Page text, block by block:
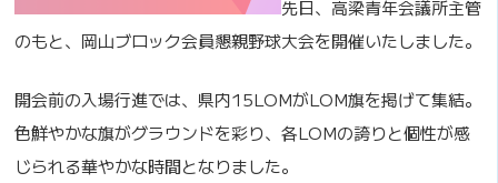
先日、高梁青年会議所主管
のもと、岡山ブロック会員懇親野球大会を開催いたしました。
開会前の入場行進では、県内15LOMがLOM旗を掲げて集結。
色鮮やかな旗がグラウンドを彩り、各LOMの誇りと個性が感
じられる華やかな時間となりました。